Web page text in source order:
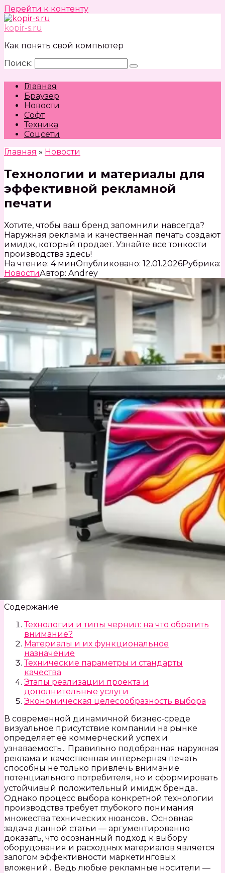
Перейти к контенту
kopir-s.ru
Как понять свой компьютер
Поиск:
Главная
Браузер
Новости
Софт
Техника
Соцсети
Главная » Новости
Технологии и материалы для
эффективной рекламной
печати
Хотите, чтобы ваш бренд запомнили навсегда?
Наружная реклама и качественная печать создают
имидж, который продает. Узнайте все тонкости
производства здесь!
На чтение: 4 минОпубликовано: 12.01.2026Рубрика:
НовостиАвтор: Andrey
Содержание
Технологии и типы чернил: на что обратить
внимание?
Материалы и их функциональное
назначение
Технические параметры и стандарты
качества
Этапы реализации проекта и
дополнительные услуги
Экономическая целесообразность выбора
В современной динамичной бизнес-среде
визуальное присутствие компании на рынке
определяет её коммерческий успех и
узнаваемость․ Правильно подобранная наружная
реклама и качественная интерьерная печать
способны не только привлечь внимание
потенциального потребителя, но и сформировать
устойчивый положительный имидж бренда․
Однако процесс выбора конкретной технологии
производства требует глубокого понимания
множества технических нюансов․ Основная
задача данной статьи — аргументированно
доказать, что осознанный подход к выбору
оборудования и расходных материалов является
залогом эффективности маркетинговых
вложений․ Ведь любые рекламные носители —